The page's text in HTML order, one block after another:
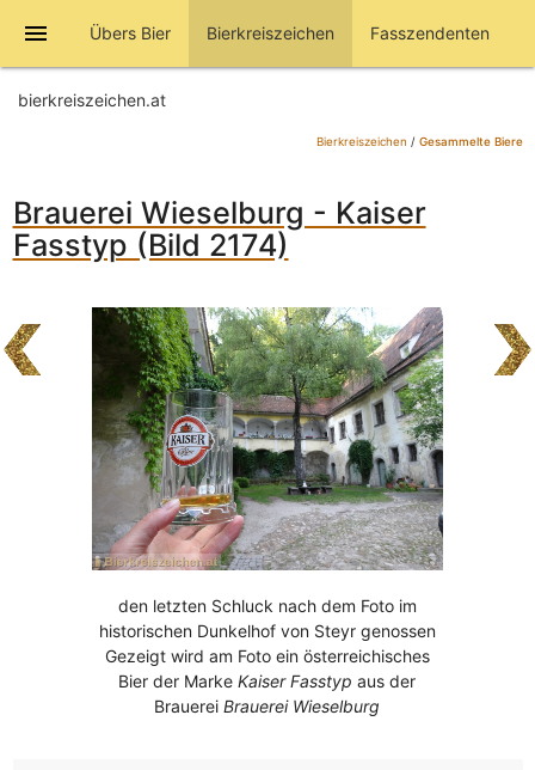
menu Übers Bier Bierkreiszeichen Fasszendenten
bierkreiszeichen.at
Bierkreiszeichen / Gesammelte Biere
Brauerei Wieselburg - Kaiser
Fasstyp (Bild 2174)
den letzten Schluck nach dem Foto im
historischen Dunkelhof von Steyr genossen
Gezeigt wird am Foto ein österreichisches
Bier der MarkeKaiser Fasstyp aus der
BrauereiBrauerei Wieselburg